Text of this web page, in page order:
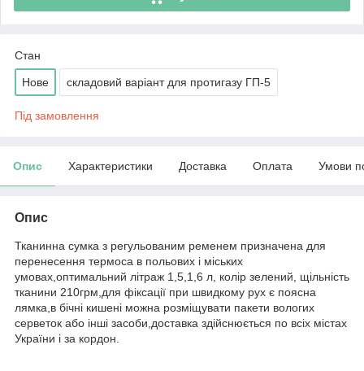
Стан
Нове складовий варіант для протигазу ГП-5
Під замовлення
Опис Характеристики Доставка Оплата Умови
Опис
Тканинна сумка з регульованим ременем призначена для
перенесення термоса в польових і міських
умовах,оптимальний літраж 1,5,1,6 л, колір зелений, щільність
тканини 210грм,для фіксації при швидкому рух є поясна
лямка,в бічні кишені можна розміщувати пакети вологих
серветок або інші засоби,доставка здійснюється по всіх містах
України і за кордон.